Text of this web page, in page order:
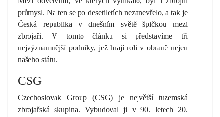
průmysl. Na ten se po desetiletích nezanevřelo, a tak je
Česká republika v dnešním světě špičkou mezi
zbrojaři. V tomto článku si představíme tři
nejvýznamnější podniky, jež hrají roli v obraně nejen
našeho státu.
CSG
Czechoslovak Group (CSG) je největší tuzemská
zbrojařská skupina. Vybudoval ji v 90. letech 20.